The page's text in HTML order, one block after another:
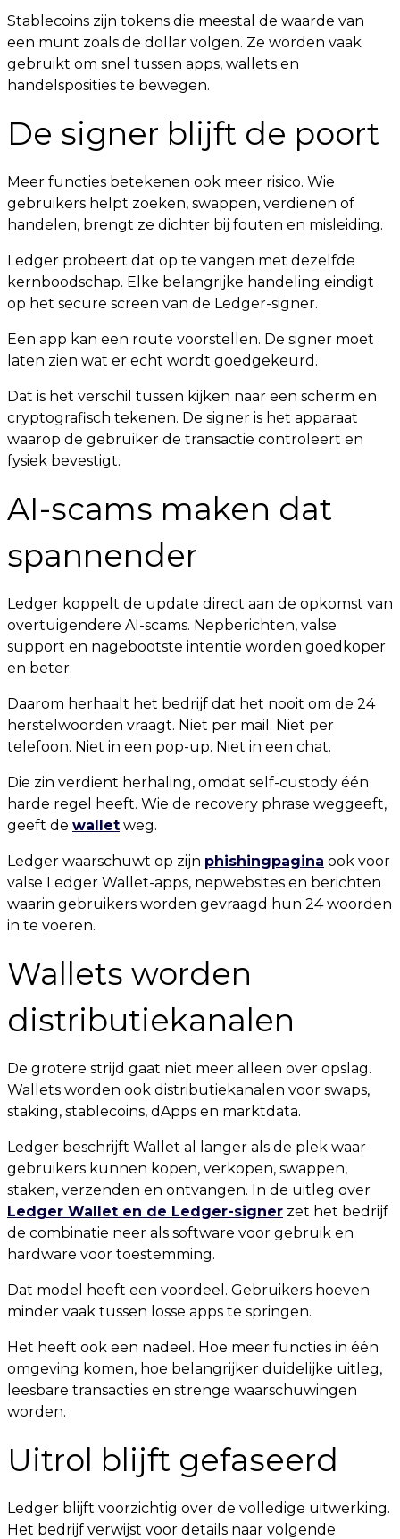
Stablecoins zijn tokens die meestal de waarde van
een munt zoals de dollar volgen. Ze worden vaak
gebruikt om snel tussen apps, wallets en
handelsposities te bewegen.
De signer blijft de poort
Meer functies betekenen ook meer risico. Wie
gebruikers helpt zoeken, swappen, verdienen of
handelen, brengt ze dichter bij fouten en misleiding.
Ledger probeert dat op te vangen met dezelfde
kernboodschap. Elke belangrijke handeling eindigt
op het secure screen van de Ledger-signer.
Een app kan een route voorstellen. De signer moet
laten zien wat er echt wordt goedgekeurd.
Dat is het verschil tussen kijken naar een scherm en
cryptografisch tekenen. De signer is het apparaat
waarop de gebruiker de transactie controleert en
fysiek bevestigt.
AI-scams maken dat
spannender
Ledger koppelt de update direct aan de opkomst van
overtuigendere AI-scams. Nepberichten, valse
support en nagebootste intentie worden goedkoper
en beter.
Daarom herhaalt het bedrijf dat het nooit om de 24
herstelwoorden vraagt. Niet per mail. Niet per
telefoon. Niet in een pop-up. Niet in een chat.
Die zin verdient herhaling, omdat self-custody één
harde regel heeft. Wie de recovery phrase weggeeft,
geeft de wallet weg.
Ledger waarschuwt op zijn phishingpagina ook voor
valse Ledger Wallet-apps, nepwebsites en berichten
waarin gebruikers worden gevraagd hun 24 woorden
in te voeren.
Wallets worden
distributiekanalen
De grotere strijd gaat niet meer alleen over opslag.
Wallets worden ook distributiekanalen voor swaps,
staking, stablecoins, dApps en marktdata.
Ledger beschrijft Wallet al langer als de plek waar
gebruikers kunnen kopen, verkopen, swappen,
staken, verzenden en ontvangen. In de uitleg over
Ledger Wallet en de Ledger-signer zet het bedrijf
de combinatie neer als software voor gebruik en
hardware voor toestemming.
Dat model heeft een voordeel. Gebruikers hoeven
minder vaak tussen losse apps te springen.
Het heeft ook een nadeel. Hoe meer functies in één
omgeving komen, hoe belangrijker duidelijke uitleg,
leesbare transacties en strenge waarschuwingen
worden.
Uitrol blijft gefaseerd
Ledger blijft voorzichtig over de volledige uitwerking.
Het bedrijf verwijst voor details naar volgende